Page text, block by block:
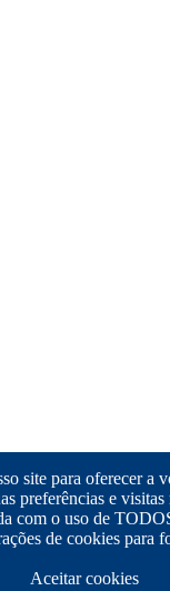
site para oferecer a
preferências e
com o uso de
de cookies para
Aceitar cookies